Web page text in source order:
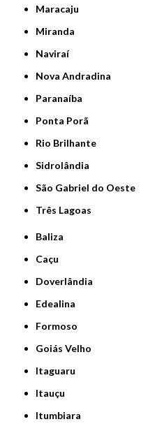
Maracaju
Miranda
Naviraí
Nova Andradina
Paranaíba
Ponta Porã
Rio Brilhante
Sidrolândia
São Gabriel do Oeste
Três Lagoas
Baliza
Caçu
Doverlândia
Edealina
Formoso
Goiás Velho
Itaguaru
Itauçu
Itumbiara